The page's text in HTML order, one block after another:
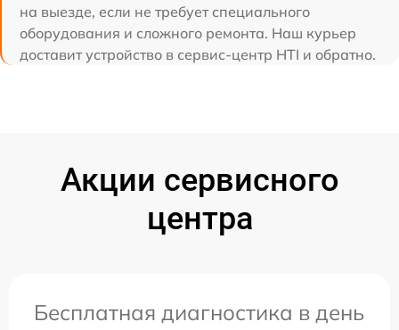
на выезде, если не требует специального
оборудования и сложного ремонта. Наш курьер
доставит устройство в сервис-центр HTI и обратно.
Акции сервисного
центра
Бесплатная диагностика в день